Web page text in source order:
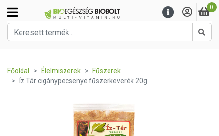
0
Főoldal Élelmiszerek
Fűszerek
Íz Tár cigánypecsenye fűszerkeverék 20g